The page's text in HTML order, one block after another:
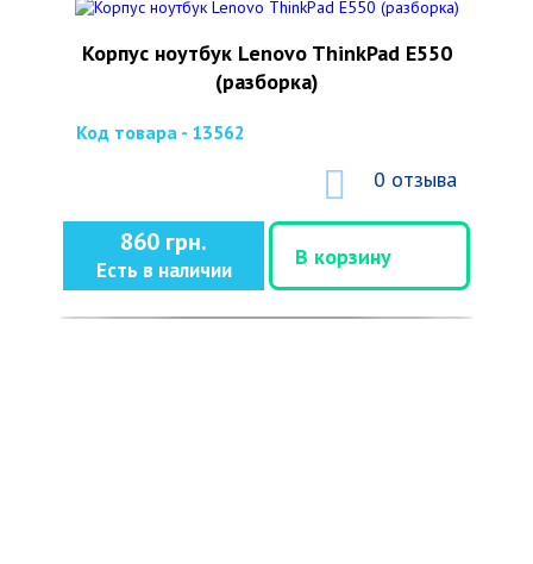
Корпус ноутбук Lenovo ThinkPad E550
(разборка)
Код товара - 13562
0 отзыва
860 грн.
Есть в наличии
В корзину